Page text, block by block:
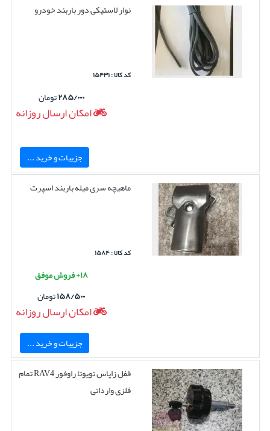
نوار لاستیکی دور باربند خودرو
کد کالا : ۱۵۴۳۱
۲۸۵/۰۰۰تومان
امکان ارسال روزانه
جزییات و خرید ...
ماهیچه سری میله باربند اسپرت
کد کالا : ۱۵۸۴
۱۸+ فروش موفق
۱۵۸/۵۰۰تومان
امکان ارسال روزانه
جزییات و خرید ...
قفل زاپاس تویوتا راوفور RAV4 تمام
فلزی وارداتی